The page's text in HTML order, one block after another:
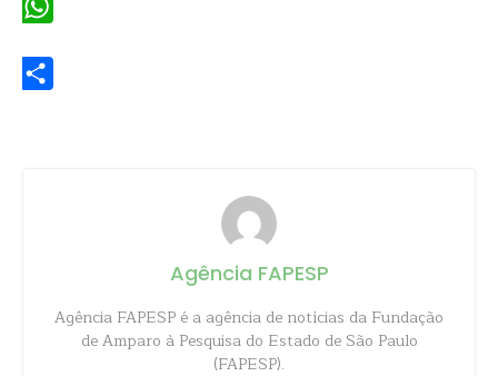
Agência FAPESP
Agência FAPESP é a agência de notícias da Fundação
de Amparo à Pesquisa do Estado de São Paulo
(FAPESP).